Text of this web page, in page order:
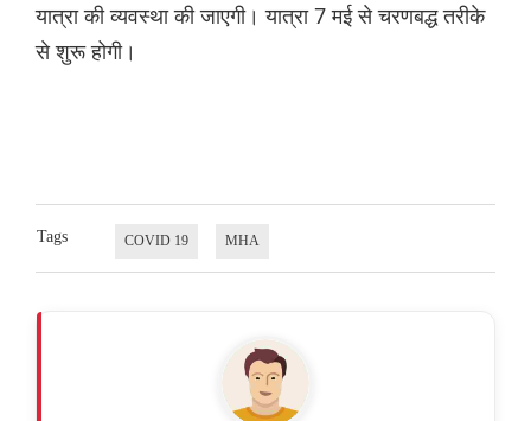
यात्रा की व्यवस्था की जाएगी। यात्रा 7 मई से चरणबद्ध तरीके
से शुरू होगी।
Tags COVID 19 MHA